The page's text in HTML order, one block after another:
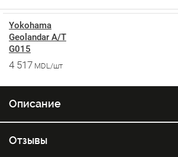
Yokohama
Geolandar A/T
G015
4 517 MDL/шт
Описание
Отзывы